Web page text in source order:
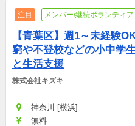
注目 メンバー/継続ボランティア
【青葉区】週1～未経験
窮や不登校などの小中学
と生活支援
株式会社キズキ
神奈川 [横浜]
無料